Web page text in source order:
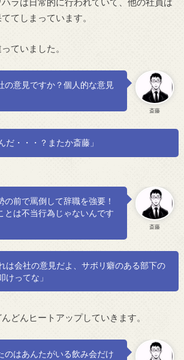
てしまっています。
ていました。
斎藤
の意見ですか？個人的な意見
だ・・・？またか斎藤」
斎藤
の前で罵倒して辞職を強要！
とは不当行為じゃないんです
れは会社の意見だよ、サボリ癖のある部下の
けってな」
どんヒートアップしていきます。
のはあんたがいる飲み会だけ